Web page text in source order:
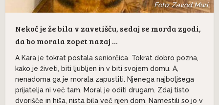
Foto: Zavod Muri
Nekoč je že bila v zavetišču, sedaj se morda zgodi,
da bo morala zopet nazaj …
A Kara je tokrat postala seniorčica. Tokrat dobro pozna,
kako je živeti, biti ljubljen in v biti svojem domu. A,
nenadoma ga je morala zapustiti. Njenega najboljšega
prijatelja ni več tam. Moral je oditi drugam. Zdaj tisto
dvorišče in hiša, nista bila več njen dom. Namestili so jo v